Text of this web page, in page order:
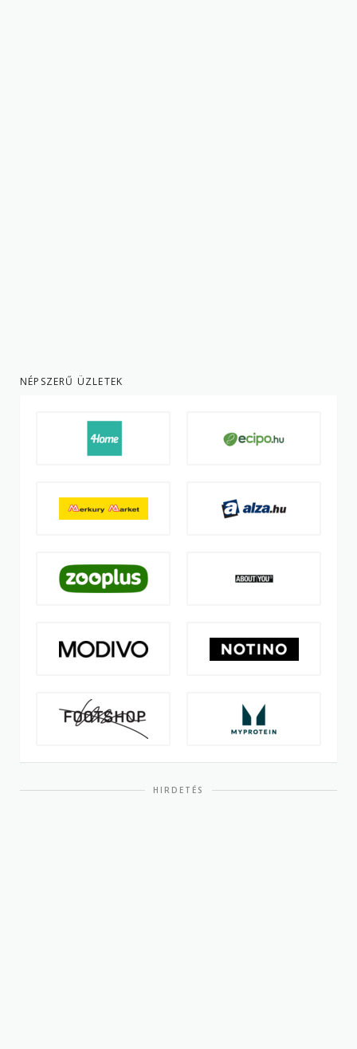
NÉPSZERŰ ÜZLETEK
HIRDETÉS